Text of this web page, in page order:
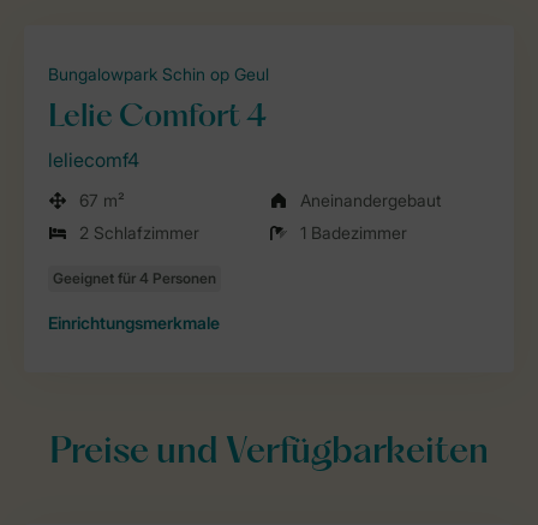
Bungalowpark Schin op Geul
Lelie Comfort 4
leliecomf4
67 m²
Aneinandergebaut
2 Schlafzimmer
1 Badezimmer
Einrichtungsmerkmale
Preise und Verfügbarkeiten